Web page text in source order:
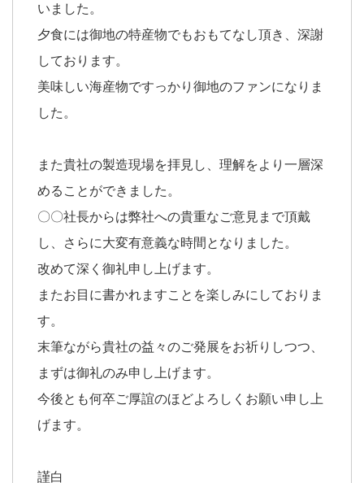
いました。
夕食には御地の特産物でもおもてなし頂き、深謝
しております。
美味しい海産物ですっかり御地のファンになりま
した。
また貴社の製造現場を拝見し、理解をより一層深
めることができました。
〇〇社長からは弊社への貴重なご意見まで頂戴
し、さらに大変有意義な時間となりました。
改めて深く御礼申し上げます。
またお目に書かれますことを楽しみにしておりま
す。
末筆ながら貴社の益々のご発展をお祈りしつつ、
まずは御礼のみ申し上げます。
今後とも何卒ご厚誼のほどよろしくお願い申し上
げます。
謹白